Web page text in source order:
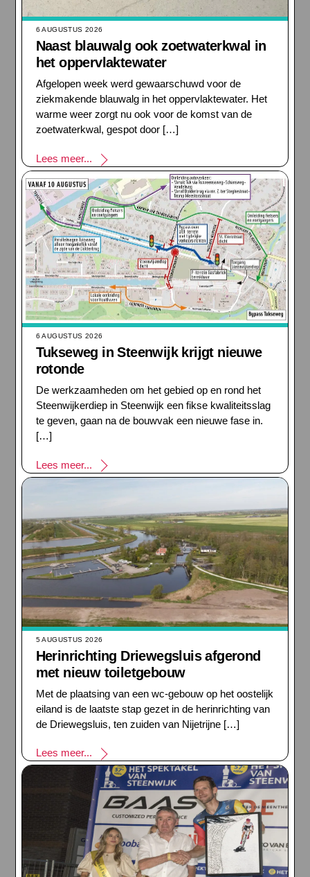
6 AUGUSTUS 2026
Naast blauwalg ook zoetwaterkwal in
het oppervlaktewater
Afgelopen week werd gewaarschuwd voor de
ziekmakende blauwalg in het oppervlaktewater. Het
warme weer zorgt nu ook voor de komst van de
zoetwaterkwal, gespot door […]
Lees meer...
6 AUGUSTUS 2026
Tukseweg in Steenwijk krijgt nieuwe
rotonde
De werkzaamheden om het gebied op en rond het
Steenwijkerdiep in Steenwijk een fikse kwaliteitsslag
te geven, gaan na de bouwvak een nieuwe fase in.
[…]
Lees meer...
5 AUGUSTUS 2026
Herinrichting Driewegsluis afgerond
met nieuw toiletgebouw
Met de plaatsing van een wc-gebouw op het oostelijk
eiland is de laatste stap gezet in de herinrichting van
de Driewegsluis, ten zuiden van Nijetrijne […]
Lees meer...